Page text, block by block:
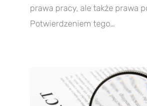
prawa pracy, ale także prawa
Potwierdzeniem tego…